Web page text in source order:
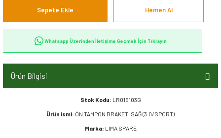
Sepete Ekle Hemen Al
Whatsapp Üzerinden İletişime Geçmek İçin Tıklayın
Ürün Bilgisi
Stok Kodu: LR015103G
Ürün ismi: ÖN TAMPON BRAKETİ SAĞ (3.0/SPORT)
Marka: LIMA SPARE